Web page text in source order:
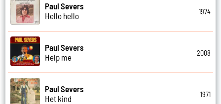
Paul Severs
Hello hello
1974
Paul Severs
Help me
2008
Paul Severs
Het kind
1971